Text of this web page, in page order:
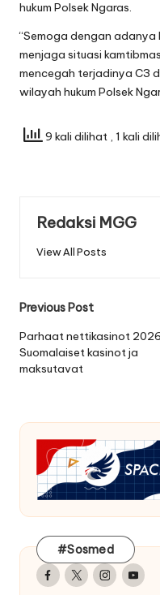
hukum Polsek Ngaras.
“Semoga dengan
menjaga situasi
mencegah terjadinya C3
wilayah hukum Polsek
9 kali dilihat , 1 kali
Redaksi MGG
View All Posts
Post
navigation
Previous Post
Parhaat nettikasinot
Suomalaiset kasinot ja
maksutavat
#Sosmed
Facebook
TwitterInstagram
Youtube